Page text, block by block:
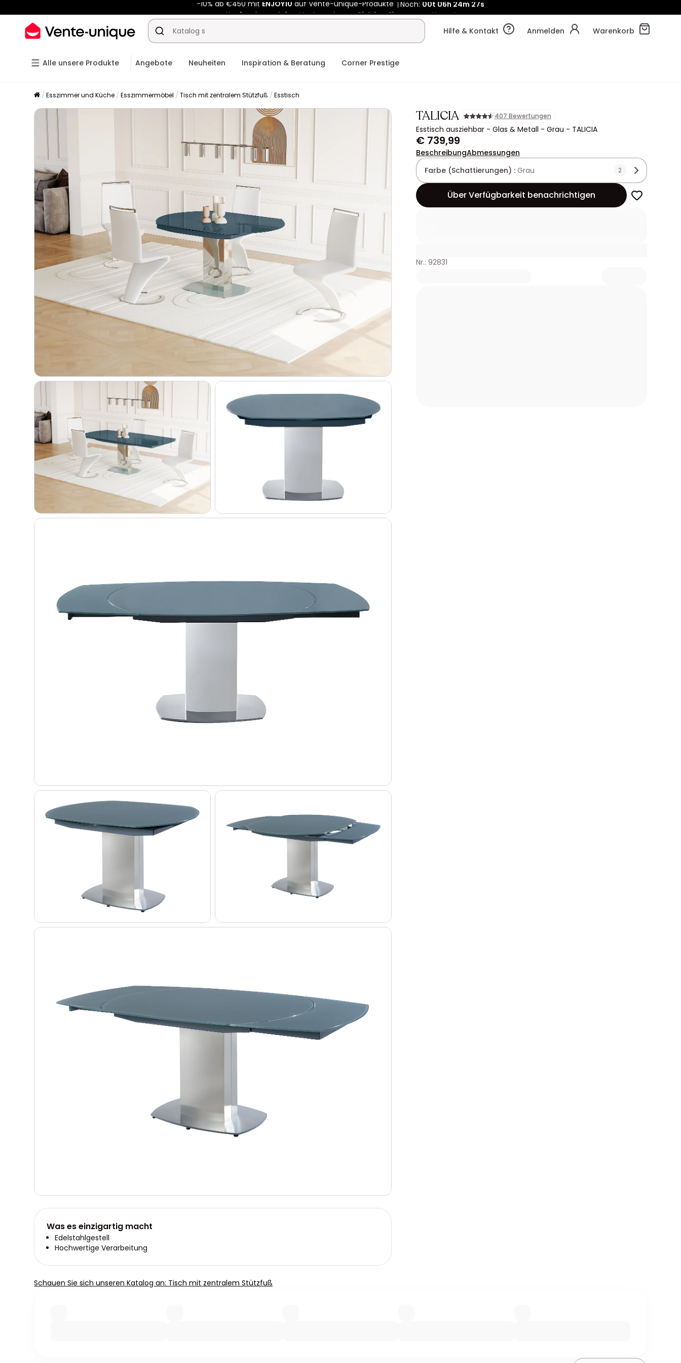
Kauf-unique wird zu Vente-unique - Gleicher Shop, neuer Name!
-10% ab €450 mitENJOY10auf Vente-unique-Produkte Noch:00t
Hilfe & Kontakt
Anmelden Warenkorb
Alle unsere Produkte Angebote Neuheiten Inspiration & Beratung Corner Prestige
Esszimmer und Küche Esszimmermöbel Tisch mit zentralem Stützfuß Esstisch
TALICIA 407 Bewertungen
Esstisch ausziehbar - Glas & Metall - Grau - TALICIA
€ 739,99
BeschreibungAbmessungen
Farbe (Schattierungen) : Grau 2
Über Verfügbarkeit benachrichtigen
Nr.: 92831
Was es einzigartig macht
Edelstahlgestell
Hochwertige Verarbeitung
Schauen Sie sich unseren Katalog an: Tisch mit zentralem Stützfuß